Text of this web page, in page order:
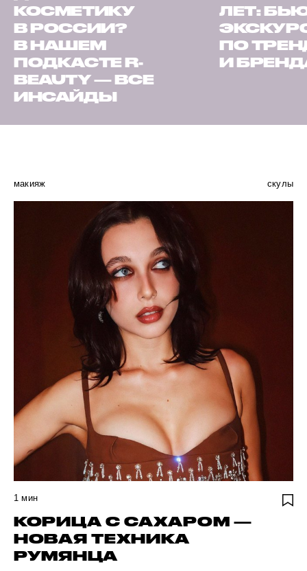
КОСМЕТИКУ
В РОССИИ?
В НАШЕМ
ПОДКАСТЕ R-
BEAUTY — ВСЕ
ИНСАЙДЫ
ЛЕТ:
ПО
И
макияж скулы
1 мин
КОРИЦА С САХАРОМ —
НОВАЯ ТЕХНИКА
РУМЯНЦА